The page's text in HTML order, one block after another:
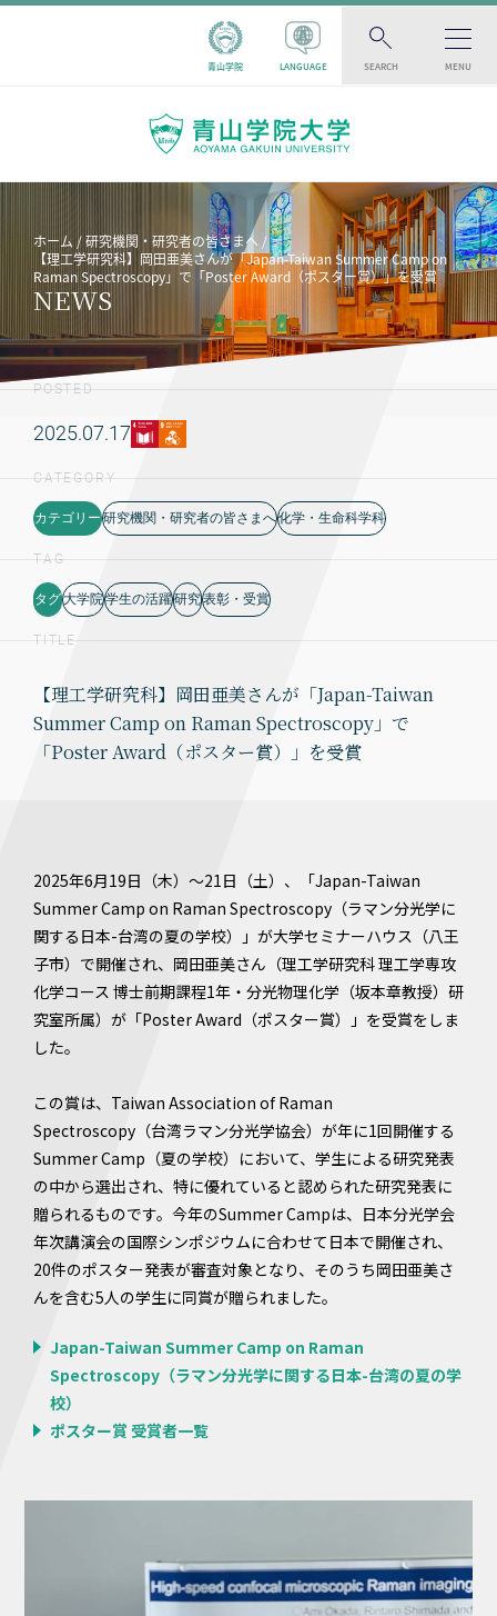
青山学院 LANGUAGE SEARCH MENU
ホーム
研究機関・研究者の皆さまへ
【理工学研究科】岡田亜美さんが「Japan-Taiwan Summer Camp on
Raman Spectroscopy」で「Poster Award（ポスター賞）」を受賞
NEWS
POSTED
2025.07.17
CATEGORY
カテゴリー 研究機関・研究者の皆さまへ化学・生命科学科
TAG
タグ大学院学生の活躍研究表彰・受賞
TITLE
【理工学研究科】岡田亜美さんが「Japan-Taiwan
Summer Camp on Raman Spectroscopy」で
「Poster Award（ポスター賞）」を受賞
2025年6月19日（木）～21日（土）、「Japan-Taiwan
Summer Camp on Raman Spectroscopy（ラマン分光学に
関する日本-台湾の夏の学校）」が大学セミナーハウス（八王
子市）で開催され、岡田亜美さん（理工学研究科 理工学専攻
化学コース 博士前期課程1年・分光物理化学（坂本章教授）研
究室所属）が「Poster Award（ポスター賞）」を受賞をしま
した。
この賞は、Taiwan Association of Raman
Spectroscopy（台湾ラマン分光学協会）が年に1回開催する
Summer Camp（夏の学校）において、学生による研究発表
の中から選出され、特に優れていると認められた研究発表に
贈られるものです。今年のSummer Campは、日本分光学会
年次講演会の国際シンポジウムに合わせて日本で開催され、
20件のポスター発表が審査対象となり、そのうち岡田亜美さ
んを含む5人の学生に同賞が贈られました。
Japan-Taiwan Summer Camp on Raman
Spectroscopy（ラマン分光学に関する日本-台湾の夏の学
校）
ポスター賞 受賞者一覧